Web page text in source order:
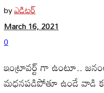
byఎడిటర్
March 16, 2021
0
ఇంట్రావర్ట్ గా ఉంటూ..
మధనపడిపోతూ ఉండే వాడి